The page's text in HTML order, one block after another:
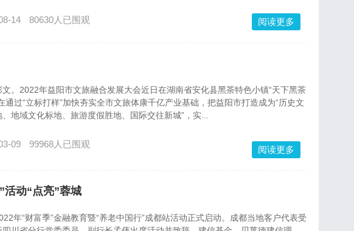
14 80630人已围观 阅读更多
2022年益阳市文旅融合发展大会近日在湖南省安化县黑茶特色小镇“天下黑茶
通过“立标打样”加快夯实全市文旅体康千亿产业基础，把益阳市打造成为“历史文
地域文化标地、旅游度假胜地、国际交往新城”，实...
09 99968人已围观
阅读更多
活动“点亮”蓉城
“财富季”金融教育暨“养老中国行”成都站活动正式启动。成都当地客户代表受